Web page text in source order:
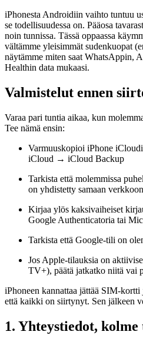
iPhonesta Androidiin vaihto tuntuu
se todellisuudessa on. Pääosa
noin tunnissa. Tässä oppaassa
vältämme yleisimmät sudenkuopat
näytämme miten saat WhatsAppin,
Healthin data mukaasi.
Valmistelut ennen
Varaa pari tuntia aikaa, kun
Tee nämä ensin:
Varmuuskopioi iPhone
iCloud → iCloud Backup
Tarkista että molemmissa
on yhdistetty samaan verkkoon
Kirjaa ylös kaksivaiheiset
Google Authenticatoria tai
Tarkista että Google-tili on
Jos Apple-tilauksia on
TV+), päätä jatkatko niitä vai
iPhoneen kannattaa jättää SIM-
että kaikki on siirtynyt. Sen jälkeen
1. Yhteystiedot, kolme